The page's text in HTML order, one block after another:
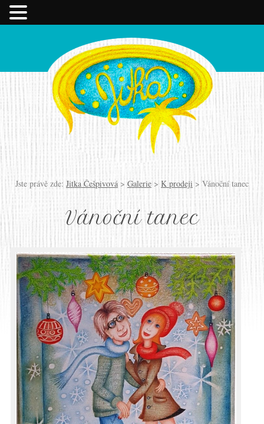
Jste právě zde: Jitka Češpivová > Galerie > K prodeji > Vánoční tanec
Vánoční tanec